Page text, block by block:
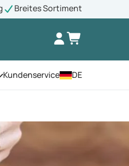
Breites Sortiment
Sie das Menü
Kundenservice DE